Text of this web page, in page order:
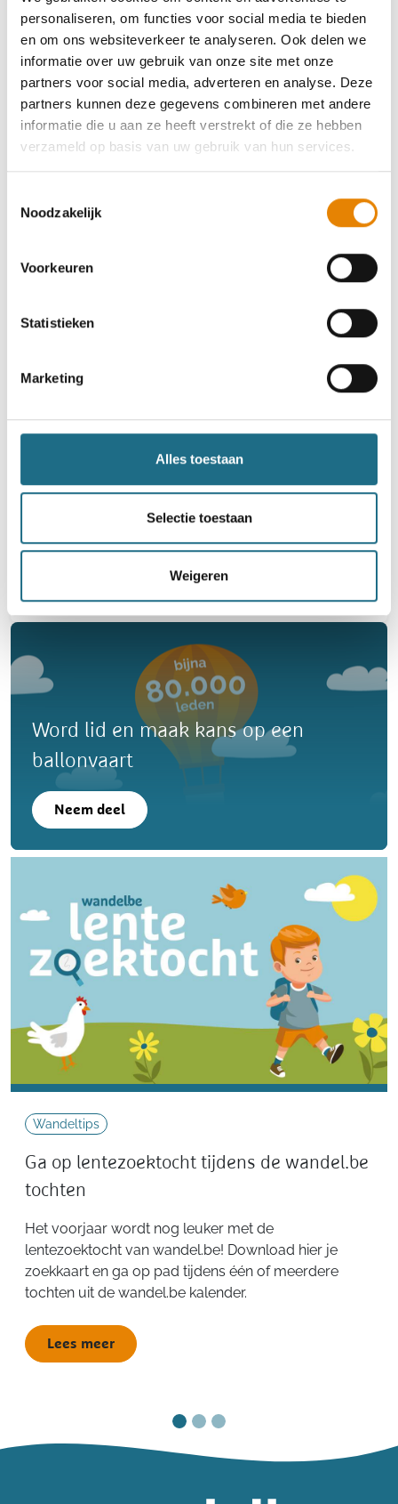
personaliseren, om functies voor social media te bieden
en om ons websiteverkeer te analyseren. Ook delen we
informatie over uw gebruik van onze site met onze
partners voor social media, adverteren en analyse. Deze
partners kunnen deze gegevens combineren met andere
informatie die u aan ze heeft verstrekt of die ze hebben
verzameld op basis van uw gebruik van hun services.
Noodzakelijk
Voorkeuren
Statistieken
Marketing
Alles toestaan
Selectie toestaan
Weigeren
Ijsjes midweekwandeling
7 km 10 km 14 km 18 km 21 km 28 km
Woensdag 19 augustus 2026
Velzeke-Ruddershove (Zottegem), Oost-Vlaanderen
Herdenkingstocht overleden leden
Sint-Goriks-Oudenhove (Zottegem), Oost-Vlaanderen
Spek en eieren midweekwandeling
14 km 18 km
Word lid en maak kans op een
ballonvaart
Neem deel
Wandeltips
Ga op lentezoektocht tijdens de wandel.be
tochten
Het voorjaar wordt nog leuker met de
lentezoektocht van wandel.be! Download hier je
zoekkaart en ga op pad tijdens één of meerdere
tochten uit de wandel.be kalender.
Lees meer